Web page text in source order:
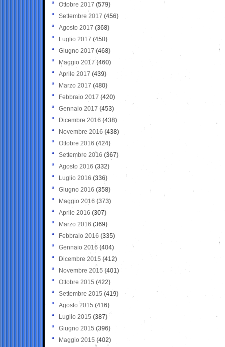
Ottobre 2017 (579)
Settembre 2017 (456)
Agosto 2017 (368)
Luglio 2017 (450)
Giugno 2017 (468)
Maggio 2017 (460)
Aprile 2017 (439)
Marzo 2017 (480)
Febbraio 2017 (420)
Gennaio 2017 (453)
Dicembre 2016 (438)
Novembre 2016 (438)
Ottobre 2016 (424)
Settembre 2016 (367)
Agosto 2016 (332)
Luglio 2016 (336)
Giugno 2016 (358)
Maggio 2016 (373)
Aprile 2016 (307)
Marzo 2016 (369)
Febbraio 2016 (335)
Gennaio 2016 (404)
Dicembre 2015 (412)
Novembre 2015 (401)
Ottobre 2015 (422)
Settembre 2015 (419)
Agosto 2015 (416)
Luglio 2015 (387)
Giugno 2015 (396)
Maggio 2015 (402)